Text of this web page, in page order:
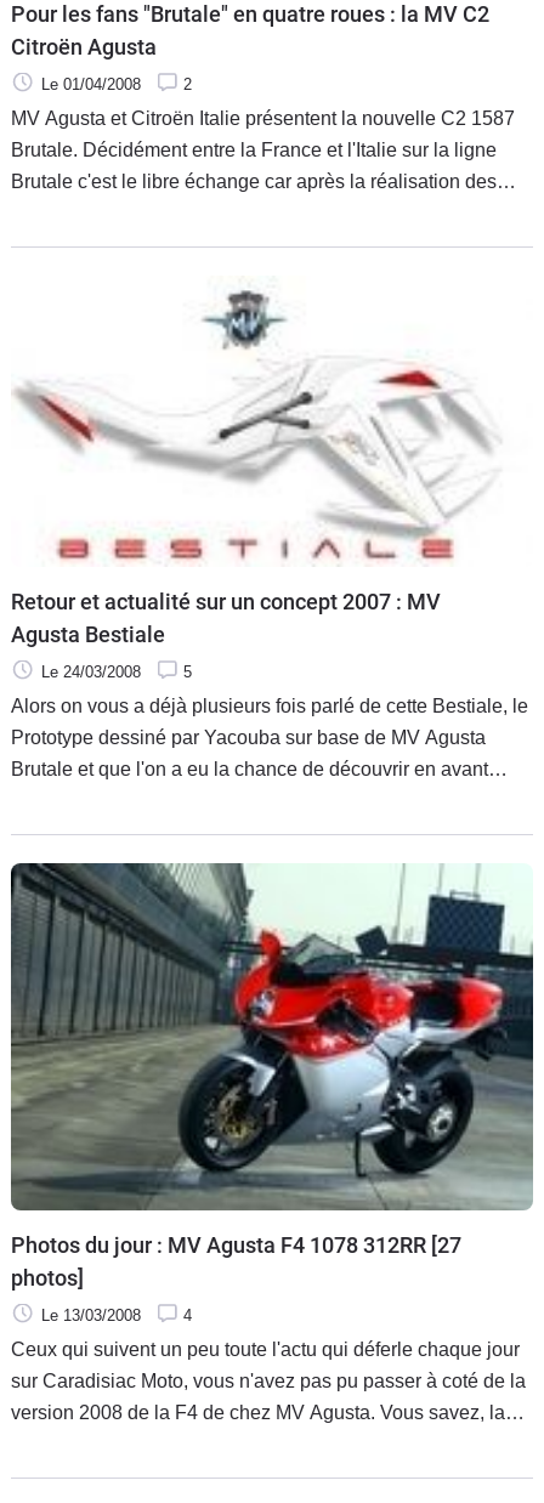
Pour les fans "Brutale" en quatre roues : la MV C2
Citroën Agusta
Le 01/04/2008 2
MV Agusta et Citroën Italie présentent la nouvelle C2 1587
Brutale. Décidément entre la France et l'Italie sur la ligne
Brutale c'est le libre échange car après la réalisation des
prochaine commercialisation du kit, voici l'une de nos
Retour et actualité sur un concept 2007 : MV
Agusta Bestiale
Le 24/03/2008 5
Alors on vous a déjà plusieurs fois parlé de cette Bestiale, le
Prototype dessiné par Yacouba sur base de MV Agusta
Brutale et que l'on a eu la chance de découvrir en avant
l'intention dans la série des Retour sur concept . . .
Photos du jour : MV Agusta F4 1078 312RR [27
photos]
Le 13/03/2008 4
Ceux qui suivent un peu toute l'actu qui déferle chaque jour
sur Caradisiac Moto, vous n'avez pas pu passer à coté de la
version 2008 de la F4 de chez MV Agusta. Vous savez, la
qu'efficace… Aujourd'hui, on ne va même pas parler de ses